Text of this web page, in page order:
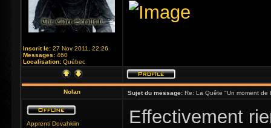
Inscrit le: 27 Nov 2011, 22:26
Messages: 460
Localisation: Québec
Nolan Sujet du message: Re: La Quête "Un moment de
Apprenti Dovahkiin
Effectivement